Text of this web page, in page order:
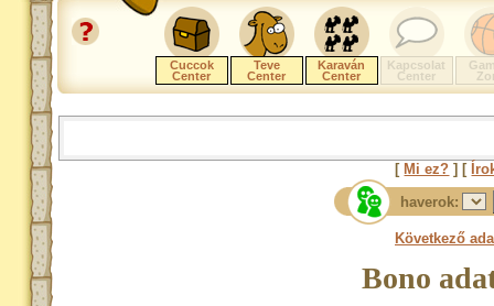
Cuccok
Center
Teve
Center
Karaván
Center
Kapcsolat
Center
[ Mi ez? ] [
haverok:
Következő
Bono